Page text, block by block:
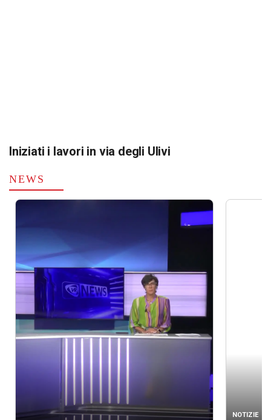
Iniziati i lavori in via degli Ulivi
NEWS
NOTIZIE